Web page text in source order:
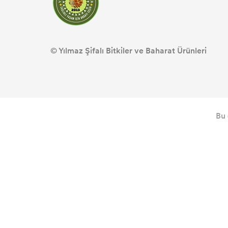
© Yılmaz Şifalı Bitkiler ve Baharat Ürünleri